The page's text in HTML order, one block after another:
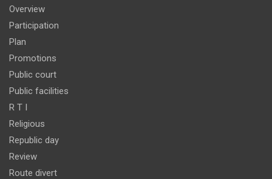
Overview
Participation
Plan
Promotions
Public court
Public facilities
R T I
Religious
Republic day
Review
Route divert